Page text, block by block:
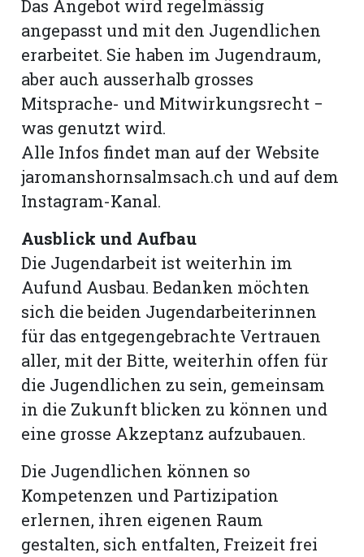
Das Angebot wird regelmässig
angepasst und mit den Jugendlichen
erarbeitet. Sie haben im Jugendraum,
aber auch ausserhalb grosses
Mitsprache- und Mitwirkungsrecht −
was genutzt wird.
Alle Infos findet man auf der Website
jaromanshornsalmsach.ch und auf dem
Instagram-Kanal.
Ausblick und Aufbau
Die Jugendarbeit ist weiterhin im
Aufund Ausbau. Bedanken möchten
sich die beiden Jugendarbeiterinnen
für das entgegengebrachte Vertrauen
aller, mit der Bitte, weiterhin offen für
die Jugendlichen zu sein, gemeinsam
in die Zukunft blicken zu können und
eine grosse Akzeptanz aufzubauen.
Die Jugendlichen können so
Kompetenzen und Partizipation
erlernen, ihren eigenen Raum
gestalten, sich entfalten, Freizeit frei